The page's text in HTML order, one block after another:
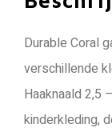
Durable Coral
verschillende
Haaknaald 2,5
kinderkleding,